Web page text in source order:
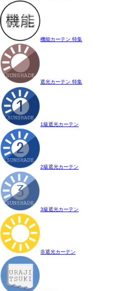
機能カーテン 特集
遮光カーテン 特集
1級遮光カーテン
2級遮光カーテン
3級遮光カーテン
非遮光カーテン